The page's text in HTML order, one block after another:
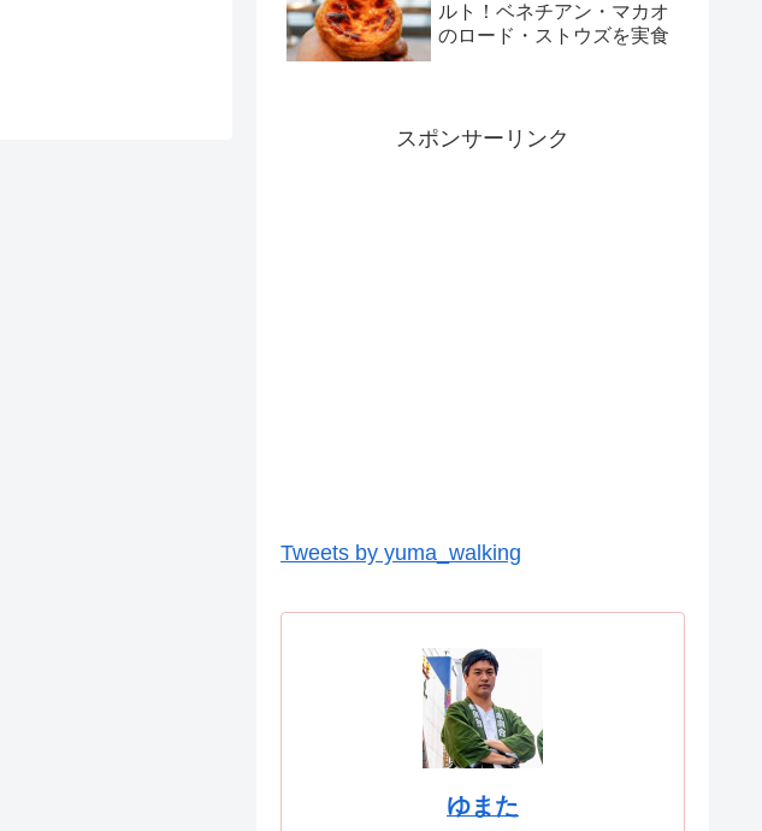
ルト！ベネチアン・マカオ
のロード・ストウズを実食
スポンサーリンク
Tweets by yuma_walking
ゆまた